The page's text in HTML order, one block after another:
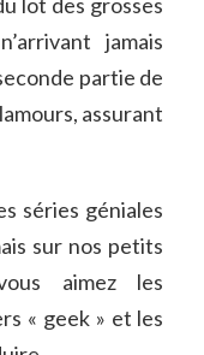
jamais
partie de
assurant
séries géniales
sur nos petits
aimez les
« geek » et les